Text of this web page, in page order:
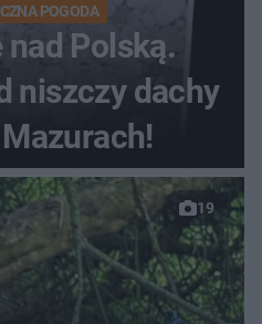
POGODA
nad Polską.
niszczy dachy
19